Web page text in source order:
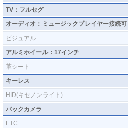
TV：フルセグ
オーディオ：ミュージックプレイヤー接続可
ビジュアル
アルミホイール：17インチ
革シート
キーレス
HID(キセノンライト)
バックカメラ
ETC